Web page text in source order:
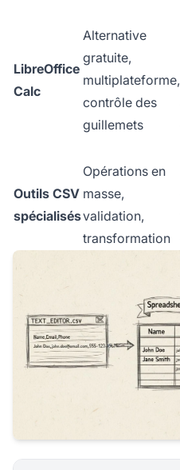
LibreOffice
Calc
Alternative
gratuite,
multiplateforme,
contrôle des
guillemets
Outils CSV
spécialisés
Opérations en
masse,
validation,
transformation